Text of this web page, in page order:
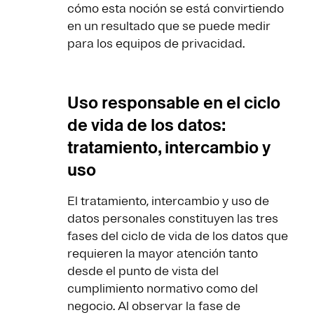
cómo esta noción se está convirtiendo
en un resultado que se puede medir
para los equipos de privacidad.
Uso responsable en el ciclo
de vida de los datos:
tratamiento, intercambio y
uso
El tratamiento, intercambio y uso de
datos personales constituyen las tres
fases del ciclo de vida de los datos que
requieren la mayor atención tanto
desde el punto de vista del
cumplimiento normativo como del
negocio. Al observar la fase de